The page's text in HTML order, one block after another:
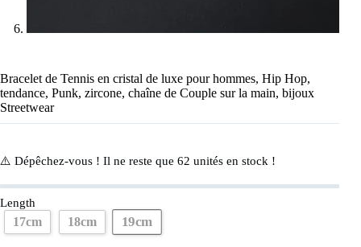
Bracelet de Tennis en cristal de luxe pour hommes, Hip Hop,
tendance, Punk, zircone, chaîne de Couple sur la main, bijoux
Streetwear
⚠️ Dépêchez-vous ! Il ne reste que 62 unités en stock !
Length
17cm 18cm 19cm